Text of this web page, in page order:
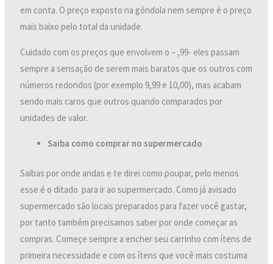
em conta. O preço exposto na gôndola nem sempre é o preço
mais baixo pelo total da unidade.
Cuidado com os preços que envolvem o – ,99- eles passam
sempre a sensação de serem mais baratos que os outros com
números redondos (por exemplo 9,99 e 10,00), mas acabam
sendo mais caros que outros quando comparados por
unidades de valor.
Saiba como comprar no supermercado
Saibas por onde andas e te direi como poupar, pelo menos
esse é o ditado para ir ao supermercado. Como já avisado
supermercado são locais preparados para fazer você gastar,
por tanto também precisamos saber por onde começar as
compras. Começe sempre a encher seu carrinho com ítens de
primeira necessidade e com os ítens que você mais costuma